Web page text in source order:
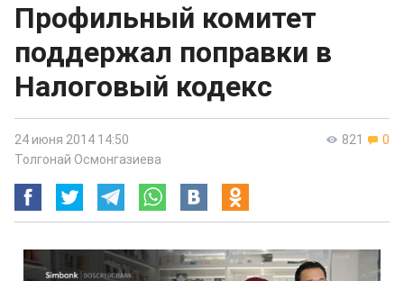
Профильный комитет
поддержал поправки в
Налоговый кодекс
821 0
24 июня 2014 14:50
Толгонай Осмонгазиева